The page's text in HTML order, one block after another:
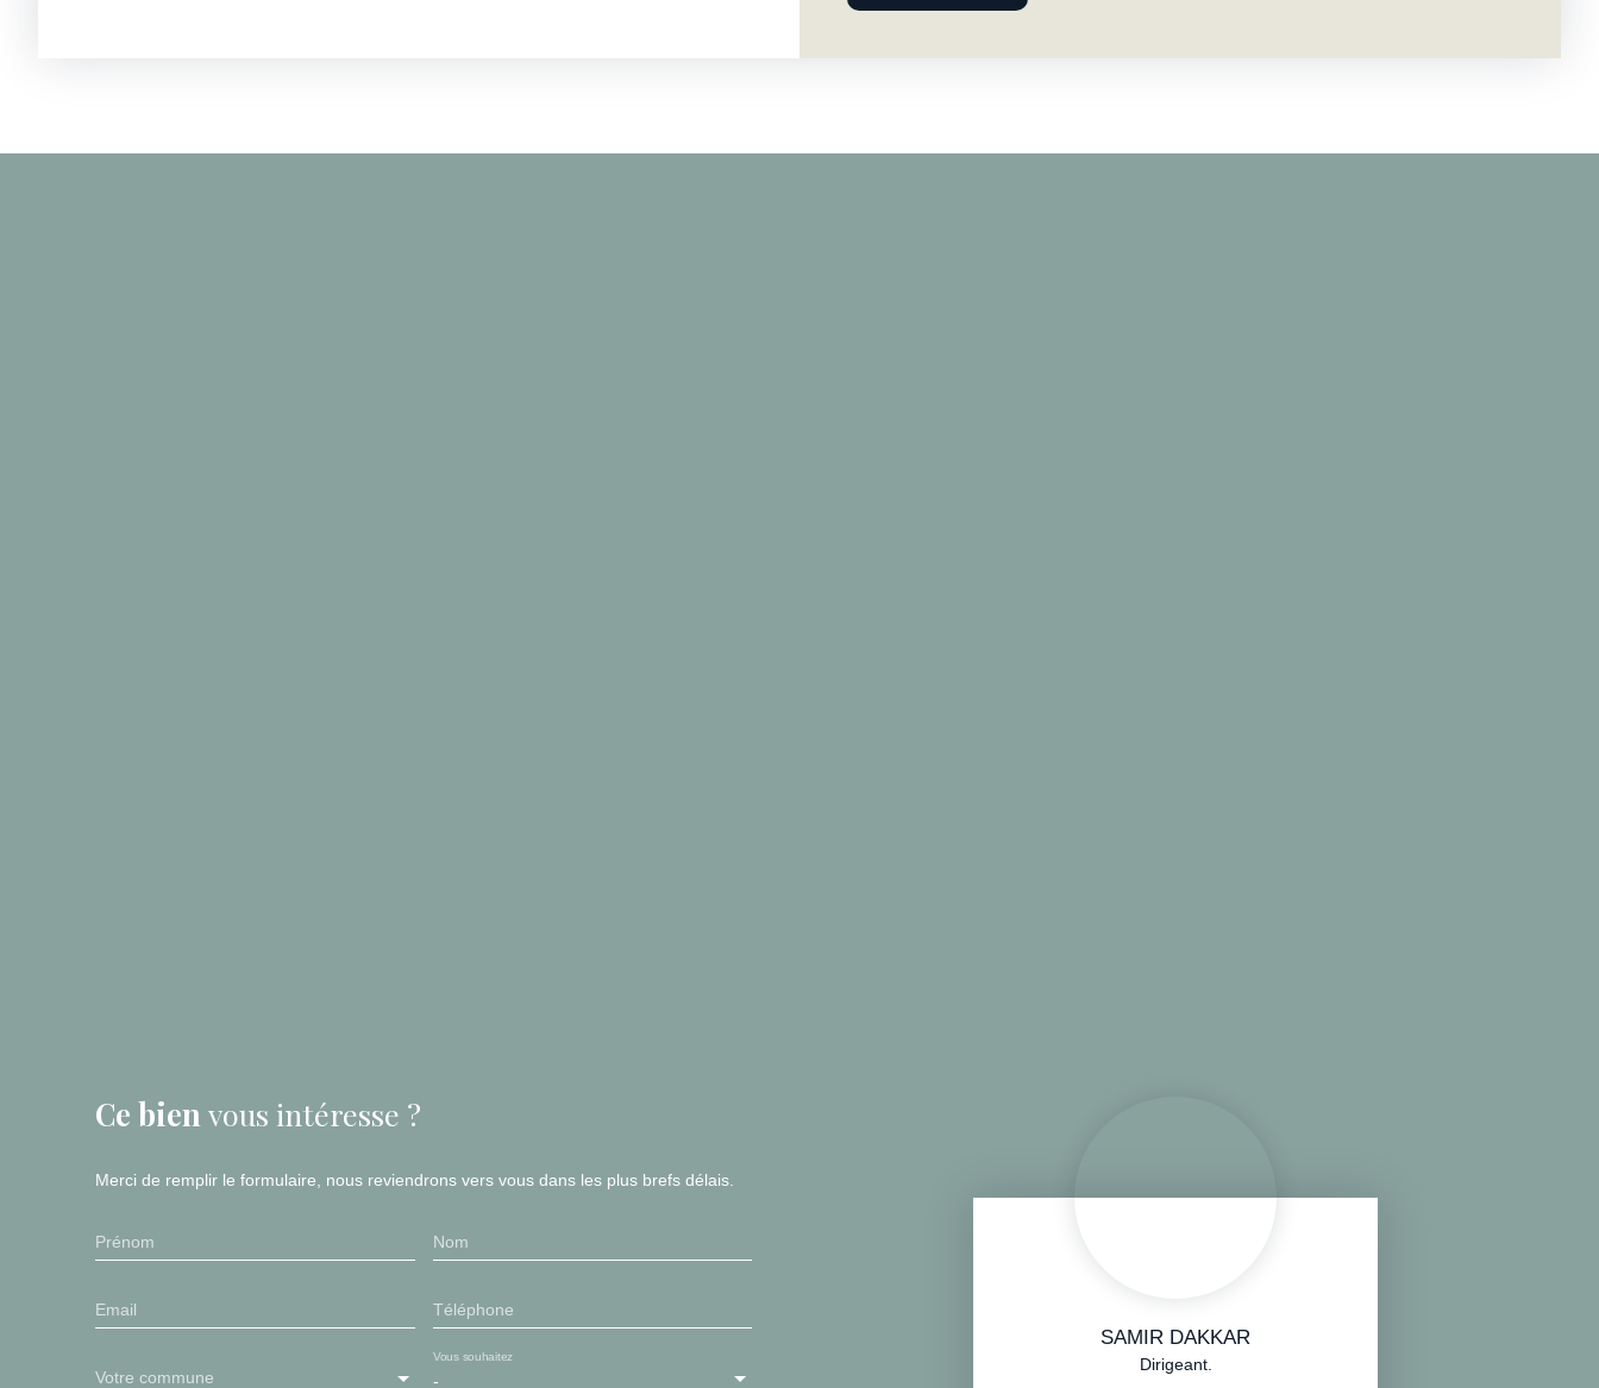
Ce bien vous intéresse ?
Merci de remplir le formulaire, nous reviendrons vers vous dans les plus brefs délais.
Prénom Nom
Email Téléphone
Votre commune -
Vous souhaitez
SAMIR DAKKAR
Dirigeant.